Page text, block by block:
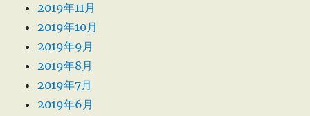
2019年11月
2019年10月
2019年9月
2019年8月
2019年7月
2019年6月